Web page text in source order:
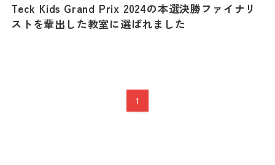
Teck Kids Grand Prix 2024の本選決勝ファイナリ
ストを輩出した教室に選ばれました
1